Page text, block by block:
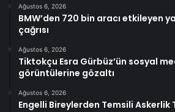
Ağustos 6, 2026
BMW’den 720 bin aracı etkileyen
çağrısı
Ağustos 6, 2026
Tiktokçu Esra Gürbüz’ün sosyal
görüntülerine gözaltı
Ağustos 6, 2026
Engelli Bireylerden Temsili Askerlik